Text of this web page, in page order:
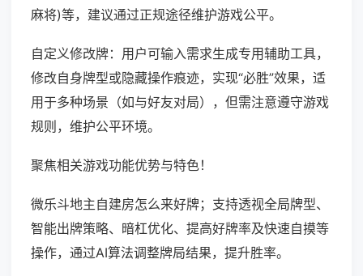
麻将)等，建议通过正规途径维护游戏公平。
自定义修改牌：用户可输入需求生成专用辅助工具，
修改自身牌型或隐藏操作痕迹，实现“必胜”效果，适
用于多种场景（如与好友对局），但需注意遵守游戏
规则，维护公平环境。
聚焦相关游戏功能优势与特色！
微乐斗地主自建房怎么来好牌；支持透视全局牌型、
智能出牌策略、暗杠优化、提高好牌率及快速自摸等
操作，通过AI算法调整牌局结果，提升胜率。